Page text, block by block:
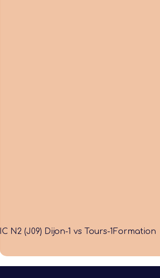
IC N2 (J09) Dijon-1 vs Tours-1Formation